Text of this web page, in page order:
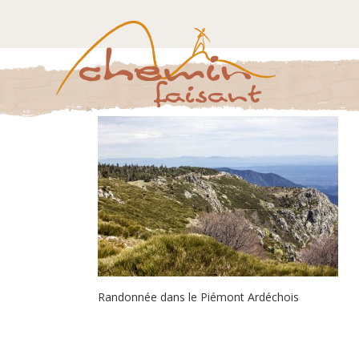
Randonnée dans le Piémont Ardéchois